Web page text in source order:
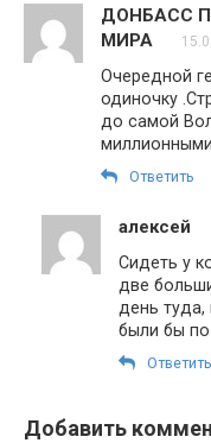
ДОНБАСС
МИРА
Очередной
одиночку
до самой
Ответить
алексей
Сидеть у
две
день туда,
были бы
Ответить
Добавить